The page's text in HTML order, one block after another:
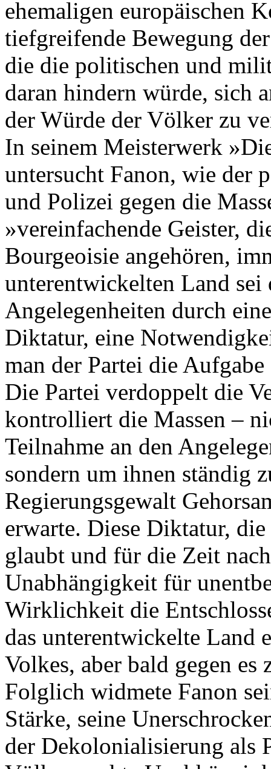
ehemaligen europäischen
tiefgreifende Bewegung
die die politischen und
daran hindern würde, sich
der Würde der Völker zu
In seinem Meisterwerk
untersucht Fanon, wie der
und Polizei gegen die
»vereinfachende Geister,
Bourgeoisie angehören,
unterentwickelten Land
Angelegenheiten durch
Diktatur, eine
man der Partei die
Die Partei verdoppelt die
kontrolliert die Massen –
Teilnahme an den
sondern um ihnen ständig
Regierungsgewalt
erwarte. Diese Diktatur,
glaubt und für die Zeit
Unabhängigkeit für
Wirklichkeit die
das unterentwickelte Land
Volkes, aber bald gegen es
Folglich widmete Fanon
Stärke, seine
der Dekolonialisierung als